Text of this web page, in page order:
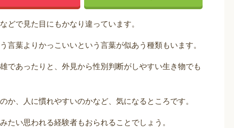
どで見た目にもかなり違っています。
言葉よりかっこいいという言葉が似あう種類もいます。
であったりと、外見から性別判断がしやすい生き物でも
か、人に慣れやすいのかなど、気になるところです。
たい思われる経験者もおられることでしょう。